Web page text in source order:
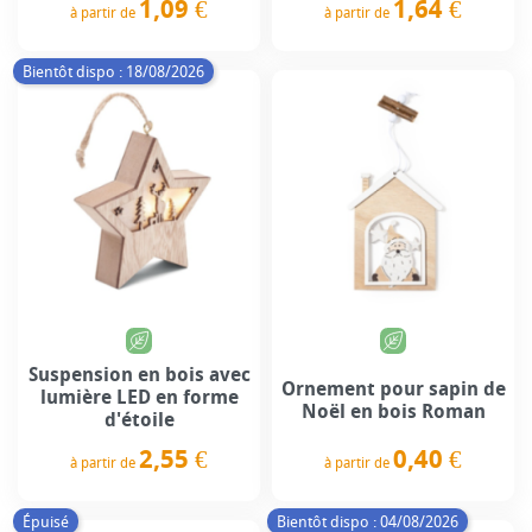
à partir de 1,09 € à partir de 1,64 €
Bientôt dispo : 18/08/2026
Suspension en bois avec
lumière LED en forme
d'étoile
à partir de 2,55 €
Ornement pour sapin de
Noël en bois Roman
à partir de 0,40 €
Épuisé Bientôt dispo : 04/08/2026